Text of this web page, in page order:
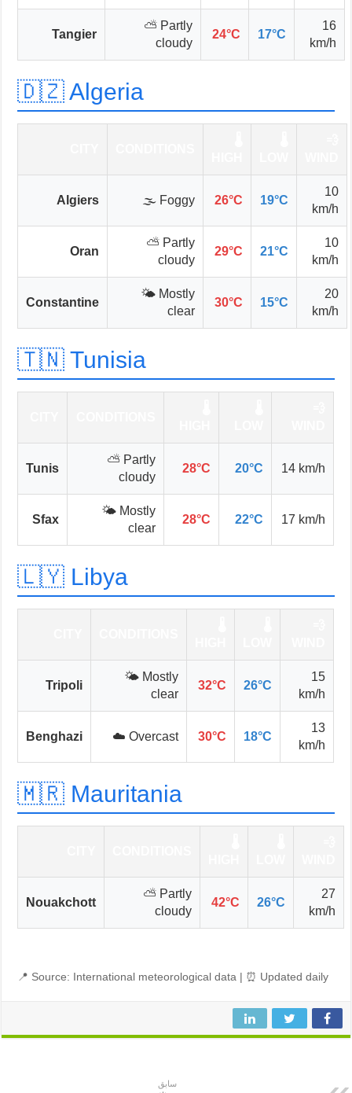
Tangier
⛅ Partly
cloudy
24°C 17°C
16
km/h
🇩🇿 Algeria
Algiers 🌫️ Foggy 26°C 19°C
10
km/h
Oran
⛅ Partly
cloudy
29°C 21°C
10
km/h
Constantine
🌤️ Mostly
clear
30°C 15°C
20
km/h
🇹🇳 Tunisia
Tunis
⛅ Partly
cloudy
28°C 20°C 14 km/h
Sfax
🌤️ Mostly
clear
28°C 22°C 17 km/h
🇱🇾 Libya
Tripoli
🌤️ Mostly
clear
32°C 26°C
15
km/h
Benghazi ☁️ Overcast 30°C 18°C
13
km/h
🇲🇷 Mauritania
Nouakchott
⛅ Partly
cloudy
42°C 26°C
27
km/h
📍 Source: International meteorological data | ⏰ Updated daily
سابق